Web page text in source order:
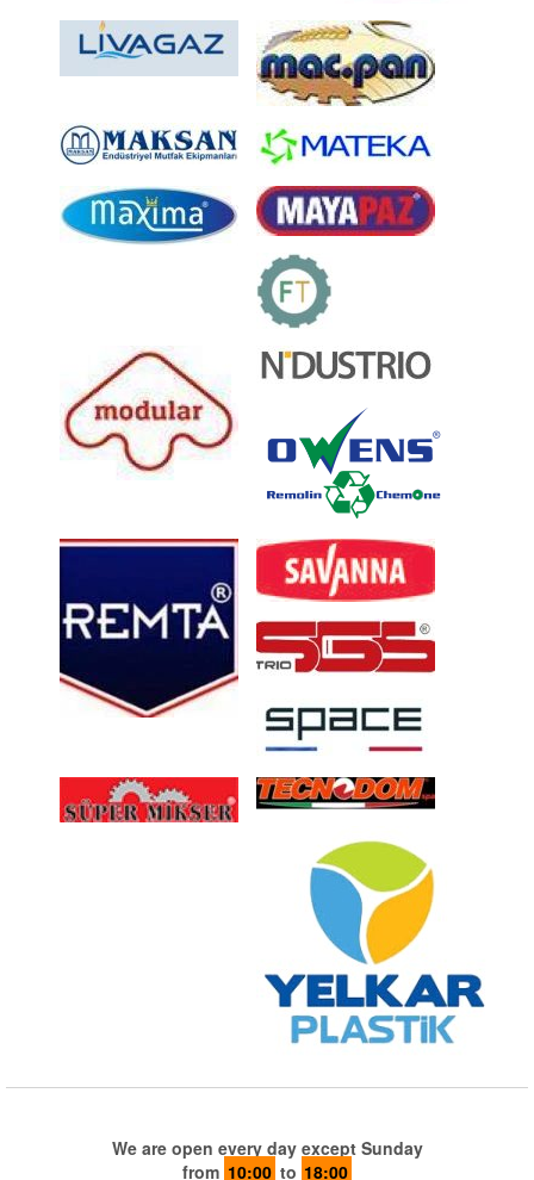
We are open every day except Sunday
from 10:00 to 18:00